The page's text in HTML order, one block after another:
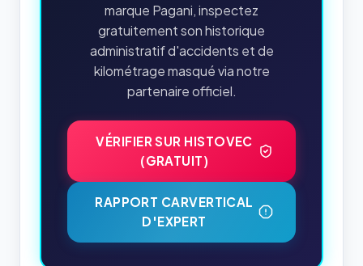
marque Pagani, inspectez
gratuitement son historique
administratif d'accidents et de
kilométrage masqué via notre
partenaire officiel.
VÉRIFIER SUR HISTOVEC
(GRATUIT)
RAPPORT CARVERTICAL
D'EXPERT